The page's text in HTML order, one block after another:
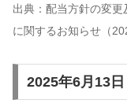
出典：配当方針の変更
に関するお知らせ（
2025年6月13